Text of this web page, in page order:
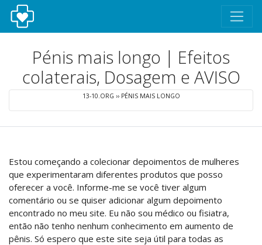
Pénis mais longo | Efeitos
colaterais, Dosagem e AVISO
13-10.ORG ›› PÉNIS MAIS LONGO
Estou começando a colecionar depoimentos de mulheres
que experimentaram diferentes produtos que posso
oferecer a você. Informe-me se você tiver algum
comentário ou se quiser adicionar algum depoimento
encontrado no meu site. Eu não sou médico ou fisiatra,
então não tenho nenhum conhecimento em aumento de
pênis. Só espero que este site seja útil para todas as